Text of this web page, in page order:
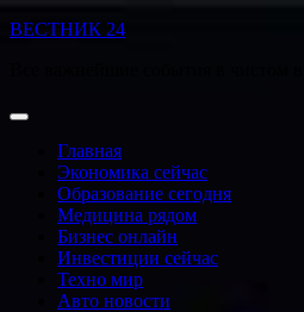
Перейти
ВЕСТНИК 24
Главная
Экономика сейчас
Образование сегодня
Медицина рядом
Бизнес онлайн
Инвестиции сейчас
Техно мир
Авто новости